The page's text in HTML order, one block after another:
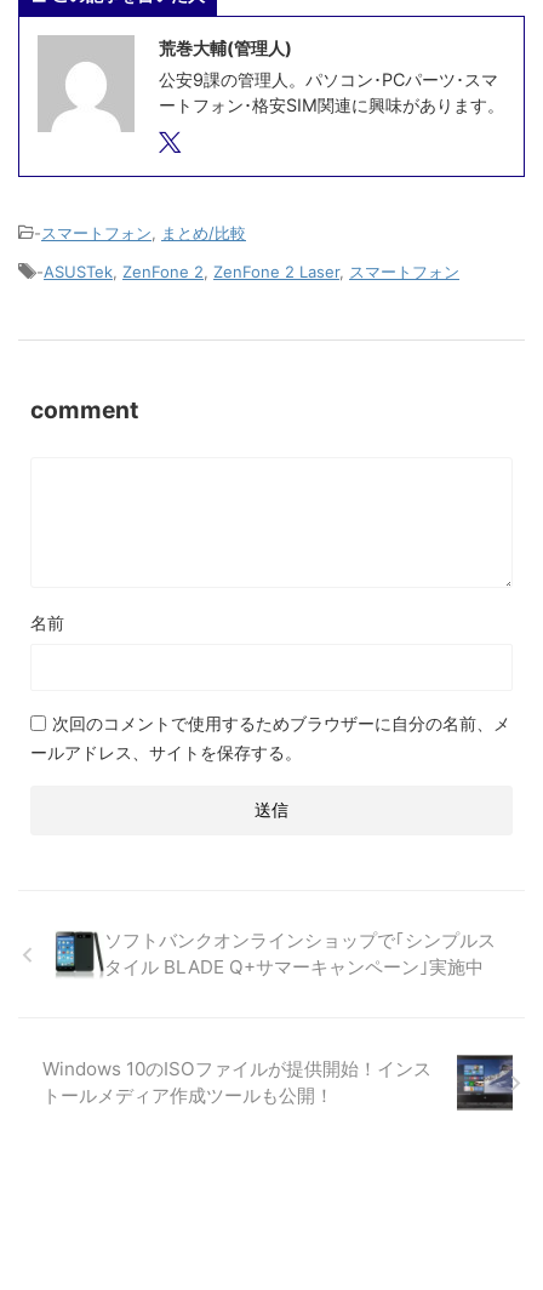
荒巻大輔(管理人)
公安9課の管理人。パソコン･PCパーツ･スマ
ートフォン･格安SIM関連に興味があります。
-スマートフォン
まとめ/比較
-ASUSTek ZenFone 2 ZenFone 2 Laser, スマートフォン
comment
名前
次回のコメントで使用するためブラウザーに自分の名前、メ
ールアドレス、サイトを保存する。
ソフトバンクオンラインショップで｢シンプルス
タイル BLADE Q+サマーキャンペーン｣実施中
Windows 10のISOファイルが提供開始！インス
トールメディア作成ツールも公開！